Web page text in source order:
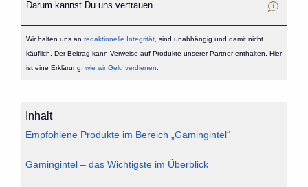
Darum kannst Du uns vertrauen
Wir halten uns an redaktionelle Integrität, sind unabhängig und damit nicht
käuflich. Der Beitrag kann Verweise auf Produkte unserer Partner enthalten. Hier
ist eine Erklärung, wie wir Geld verdienen
Inhalt
Empfohlene Produkte im Bereich „Gamingintel“
Gamingintel – das Wichtigste im Überblick